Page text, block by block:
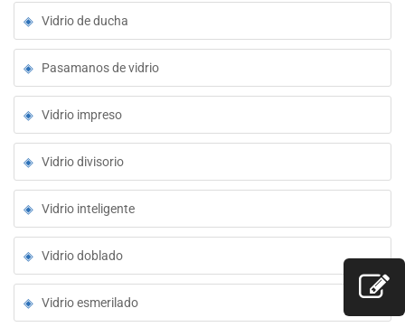
Vidrio de ducha
Pasamanos de vidrio
Vidrio impreso
Vidrio divisorio
Vidrio inteligente
Vidrio doblado
Vidrio esmerilado